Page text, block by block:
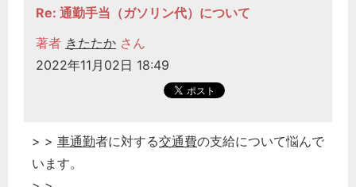
Re: 通勤手当（ガソリン代）について
著者 きたたか さん
2022年11月02日 18:49
> > 車通勤者に対する交通費の支給について悩んで
います。